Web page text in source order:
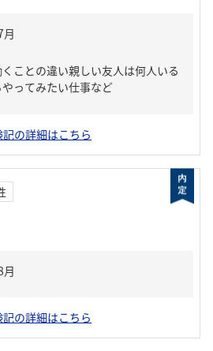
ことの違い親しい友人は何人いる
ってみたい仕事など
の詳細はこちら
の詳細はこちら